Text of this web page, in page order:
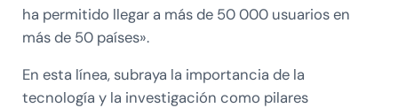
ha permitido llegar a más de 50 000 usuarios en
más de 50 países».
En esta línea, subraya la importancia de la
tecnología y la investigación como pilares